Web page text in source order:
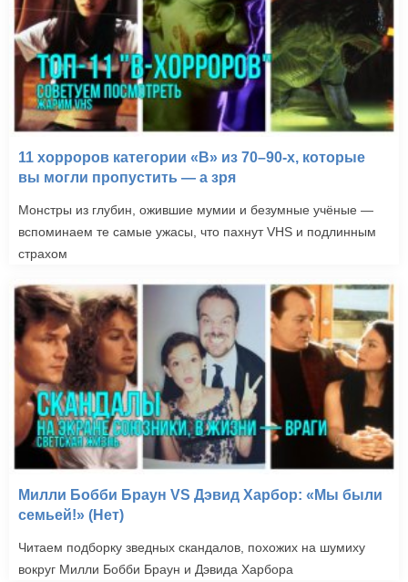
11 хорроров категории «B» из 70–90-х, которые
вы могли пропустить — а зря
Монстры из глубин, ожившие мумии и безумные учёные —
вспоминаем те самые ужасы, что пахнут VHS и подлинным
страхом
Милли Бобби Браун VS Дэвид Харбор: «Мы были
семьей!» (Нет)
Читаем подборку зведных скандалов, похожих на шумиху
вокруг Милли Бобби Браун и Дэвида Харбора